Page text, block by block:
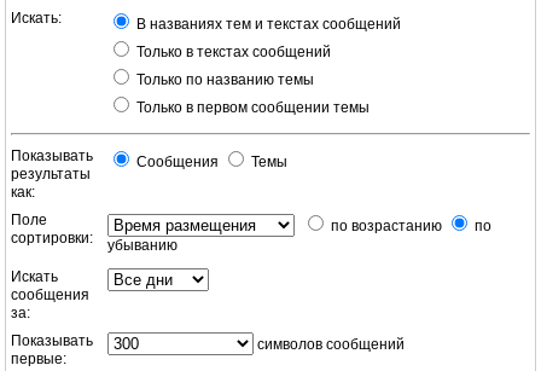
Искать:
В названиях тем и текстах сообщений
Только в текстах сообщений
Только по названию темы
Только в первом сообщении темы
Показывать
результаты
как:
Сообщения Темы
Поле
сортировки:
по возрастанию
по
убыванию
Искать
сообщения
за:
Показывать
первые:
символов сообщений